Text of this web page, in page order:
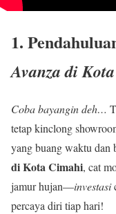
1.
Avanza di
Coba bayangin deh…
tetap kinclong
yang buang waktu dan
di Kota Cimahi, cat
jamur hujan—investasi
percaya diri tiap hari!